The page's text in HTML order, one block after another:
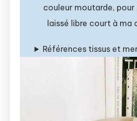
couleur moutarde, pour
laissé libre court à ma
Références tissus et